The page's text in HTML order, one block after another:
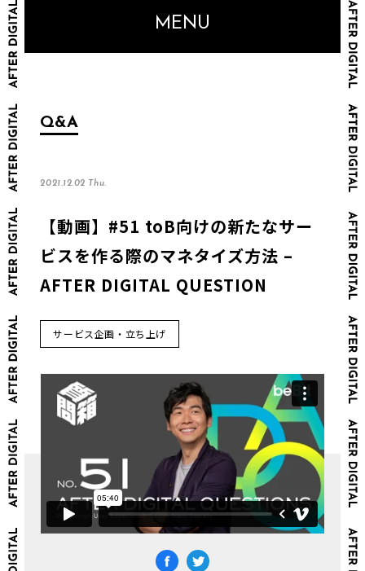
MENU
Q&A
2021.12.02 Thu.
【動画】#51 toB向けの新たなサー
ビスを作る際のマネタイズ方法 –
AFTER DIGITAL QUESTION
サービス企画・立ち上げ